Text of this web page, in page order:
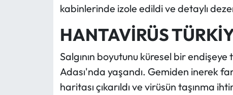
kabinlerinde izole edildi ve detaylı
HANTAVİRÜS
Salgının boyutunu küresel bir
Adası'nda yaşandı. Gemiden inerek
haritası çıkarıldı ve virüsün taşınma